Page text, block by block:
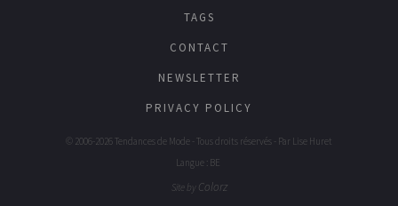
TAGS
CONTACT
NEWSLETTER
PRIVACY POLICY
© 2006-2026 Tendances de Mode - Tous droits réservés - Par Lise Huret
Langue : BE
Site by Colorz